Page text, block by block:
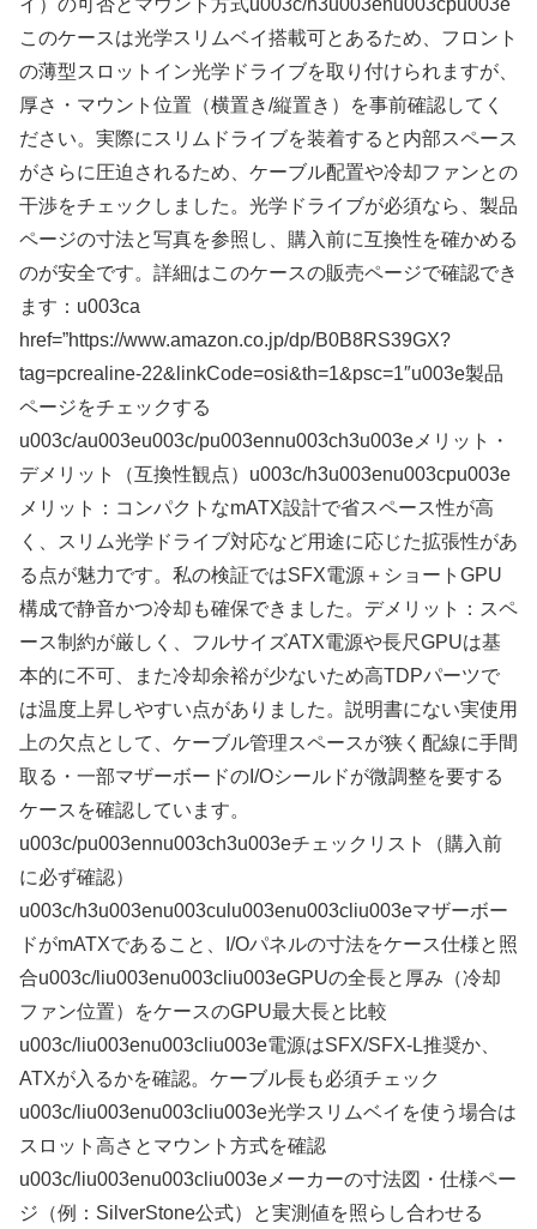
イ）の可否とマウント方式u003c/h3u003enu003cpu003e
このケースは光学スリムベイ搭載可とあるため、フロント
の薄型スロットイン光学ドライブを取り付けられますが、
厚さ・マウント位置（横置き/縦置き）を事前確認してく
ださい。実際にスリムドライブを装着すると内部スペース
がさらに圧迫されるため、ケーブル配置や冷却ファンとの
干渉をチェックしました。光学ドライブが必須なら、製品
ページの寸法と写真を参照し、購入前に互換性を確かめる
のが安全です。詳細はこのケースの販売ページで確認でき
ます：u003ca
href=”https://www.amazon.co.jp/dp/B0B8RS39GX?
tag=pcrealine-22&linkCode=osi&th=1&psc=1″u003e製品
ページをチェックする
u003c/au003eu003c/pu003ennu003ch3u003eメリット・
デメリット（互換性観点）u003c/h3u003enu003cpu003e
メリット：コンパクトなmATX設計で省スペース性が高
く、スリム光学ドライブ対応など用途に応じた拡張性があ
る点が魅力です。私の検証ではSFX電源＋ショートGPU
構成で静音かつ冷却も確保できました。デメリット：スペ
ース制約が厳しく、フルサイズATX電源や長尺GPUは基
本的に不可、また冷却余裕が少ないため高TDPパーツで
は温度上昇しやすい点がありました。説明書にない実使用
上の欠点として、ケーブル管理スペースが狭く配線に手間
取る・一部マザーボードのI/Oシールドが微調整を要する
ケースを確認しています。
u003c/pu003ennu003ch3u003eチェックリスト（購入前
に必ず確認）
u003c/h3u003enu003culu003enu003cliu003eマザーボー
ドがmATXであること、I/Oパネルの寸法をケース仕様と照
合u003c/liu003enu003cliu003eGPUの全長と厚み（冷却
ファン位置）をケースのGPU最大長と比較
u003c/liu003enu003cliu003e電源はSFX/SFX-L推奨か、
ATXが入るかを確認。ケーブル長も必須チェック
u003c/liu003enu003cliu003e光学スリムベイを使う場合は
スロット高さとマウント方式を確認
u003c/liu003enu003cliu003eメーカーの寸法図・仕様ペー
ジ（例：SilverStone公式）と実測値を照らし合わせる